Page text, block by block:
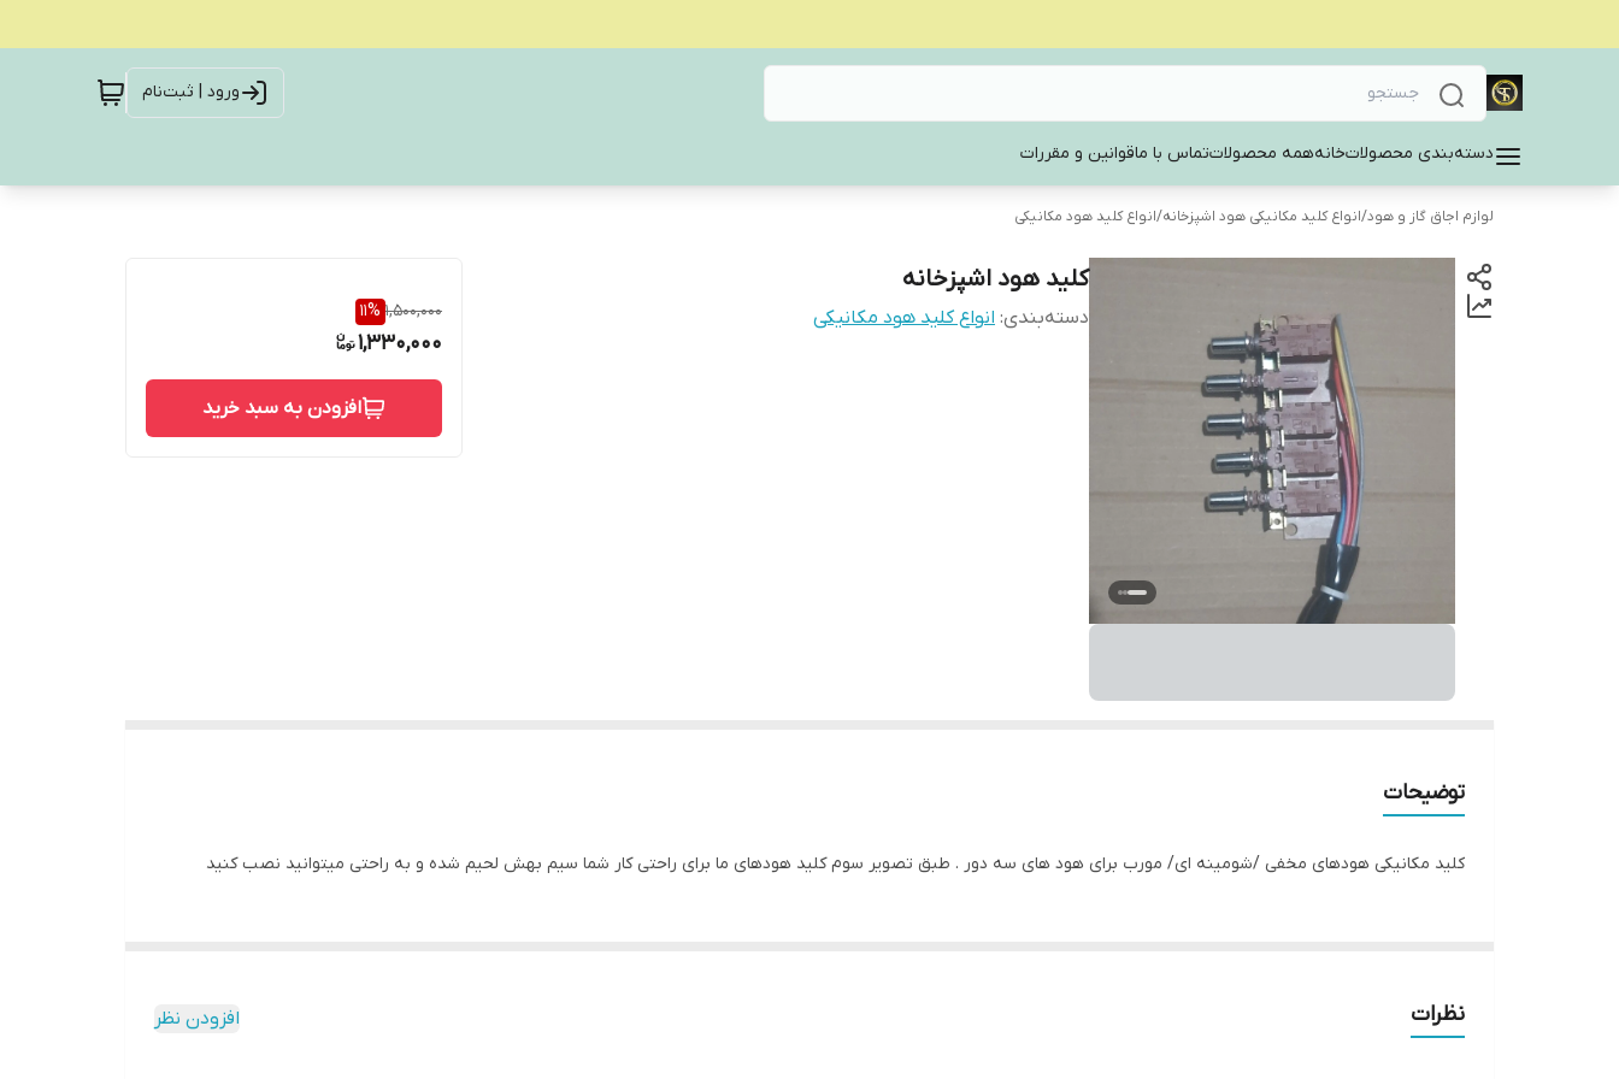
ورود | ثبت‌نام
دسته‌بندی محصولاتخانههمه محصولاتتماس با ماقوانین و مقررات
لوازم اجاق گاز و هود/انواع کلید مکانیکی هود اشپزخانه/انواع کلید هود مکانیکی
کلید هود اشپزخانه
دسته‌بندی: انواع کلید هود مکانیکی 1,500,000
11%
1,330,000
افزودن به سبد خرید
توضیحات
کلید مکانیکی هودهای مخفی /شومینه ای/ مورب برای هود های سه دور . طبق تصویر سوم کلید هودهای ما برای راحتی کار شما سیم بهش لحیم شده و به راحتی میتوانید نصب کنید
نظرات افزودن نظر